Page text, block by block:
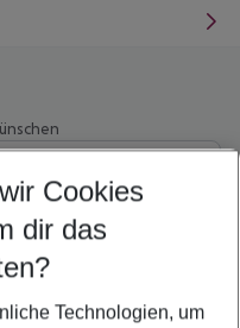
Cookies
dir das
Technologien, um